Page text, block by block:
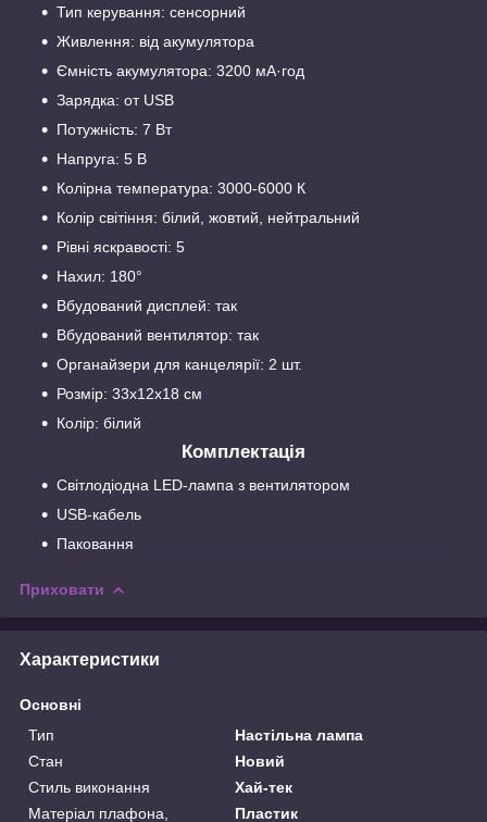
Тип керування: сенсорний
Живлення: від акумулятора
Ємність акумулятора: 3200 мА·год
Зарядка: от USB
Потужність: 7 Вт
Напруга: 5 В
Колірна температура: 3000-6000 К
Колір світіння: білий, жовтий, нейтральний
Рівні яскравості: 5
Нахил: 180°
Вбудований дисплей: так
Вбудований вентилятор: так
Органайзери для канцелярії: 2 шт.
Розмір: 33х12х18 см
Колір: білий
Комплектація
Світлодіодна LED-лампа з вентилятором
USB-кабель
Паковання
Приховати
Характеристики
Основні
Тип
Настільна лампа
Стан
Новий
Стиль виконання
Хай-тек
Матеріал плафона,
Пластик